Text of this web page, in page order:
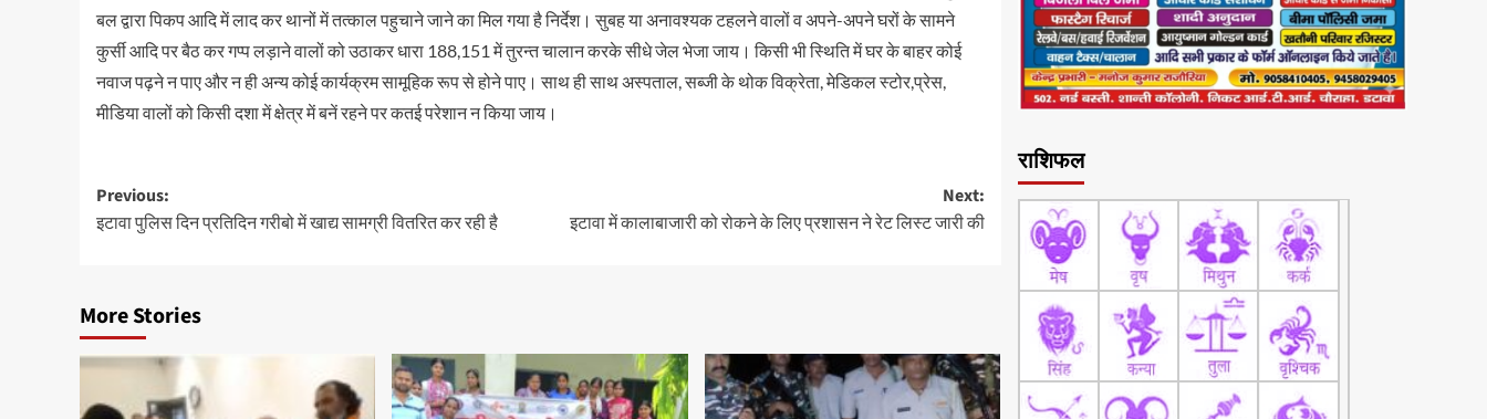
बल द्वारा पिकप आदि में लाद कर थानों में तत्काल पहुचाने जाने का मिल गया है निर्देश। सुबह या अनावश्यक टहलने वालों व अपने-अपने घरों के सामने
कुर्सी आदि पर बैठ कर गप्प लड़ाने वालों को उठाकर धारा 188,151 में तुरन्त चालान करके सीधे जेल भेजा जाय। किसी भी स्थिति में घर के बाहर कोई
नवाज पढ़ने न पाए और न ही अन्य कोई कार्यक्रम सामूहिक रूप से होने पाए। साथ ही साथ अस्पताल, सब्जी के थोक विक्रेता, मेडिकल स्टोर,प्रेस,
मीडिया वालों को किसी दशा में क्षेत्र में बनें रहने पर कतई परेशान न किया जाय।
Post
navigation
Previous:
इटावा पुलिस दिन प्रतिदिन गरीबो में खाद्य सामग्री वितरित कर रही है
Next:
इटावा में कालाबाजारी को रोकने के लिए प्रशासन ने रेट लिस्ट जारी की
More Stories
राशिफल